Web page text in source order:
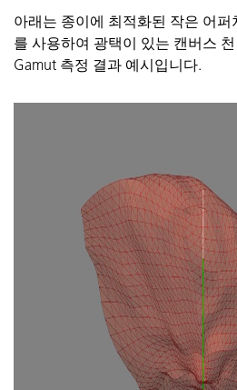
아래는 종이에 최적화된 작은 어퍼
를 사용하여 광택이 있는 캔버스
Gamut 측정 결과 예시입니다.